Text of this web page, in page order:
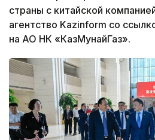
страны с китайской
агентство Kazinform со
на АО НК «КазМунайГаз».